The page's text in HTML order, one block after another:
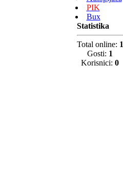
PIK
Bux
Statistika
Total online: 1
Gosti: 1
Korisnici: 0